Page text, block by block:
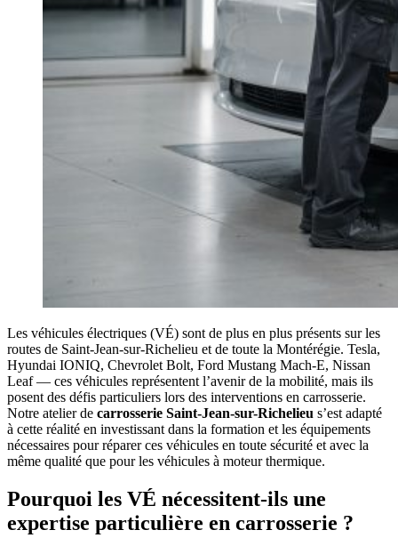
Les véhicules électriques (VÉ) sont de plus en plus présents sur les
routes de Saint-Jean-sur-Richelieu et de toute la Montérégie. Tesla,
Hyundai IONIQ, Chevrolet Bolt, Ford Mustang Mach-E, Nissan
Leaf — ces véhicules représentent l’avenir de la mobilité, mais ils
posent des défis particuliers lors des interventions en carrosserie.
Notre atelier de carrosserie Saint-Jean-sur-Richelieu s’est adapté
à cette réalité en investissant dans la formation et les équipements
nécessaires pour réparer ces véhicules en toute sécurité et avec la
même qualité que pour les véhicules à moteur thermique.
Pourquoi les VÉ nécessitent-ils une
expertise particulière en carrosserie ?